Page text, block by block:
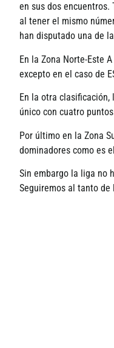
en sus dos encuentros.
al tener el mismo
han disputado una de
En la Zona Norte-Este
excepto en el caso de
En la otra clasificación,
único con cuatro
Por último en la Zona
dominadores como es
Sin embargo la liga no
Seguiremos al tanto de